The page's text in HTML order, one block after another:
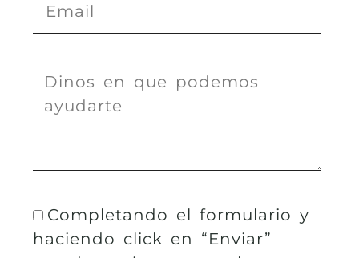
Completando el formulario y
haciendo click en “Enviar”